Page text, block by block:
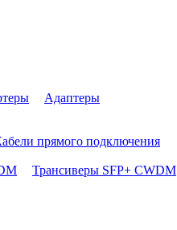
Адаптеры
прямого подключения
Трансиверы SFP+ CWDM